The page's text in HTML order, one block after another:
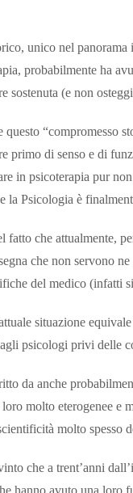
unico nel
probabilmente ha
sostenuta (e non
“compromesso
primo di senso e di
in psicoterapia pur
la Psicologia è
fatto che attualmente,
che non servono
del medico (infatti
situazione
psicologi privi delle
da anche
molto eterogenee e
molto spesso
che a trent’anni
hanno avuto una loro